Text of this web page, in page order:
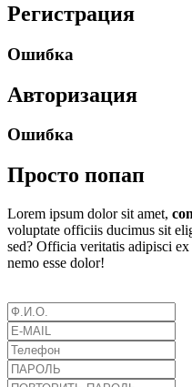
Регистрация
Ошибка
Авторизация
Ошибка
Просто попап
Lorem ipsum dolor sit amet,
voluptate officiis ducimus sit
sed? Officia veritatis adipisci
nemo esse dolor!